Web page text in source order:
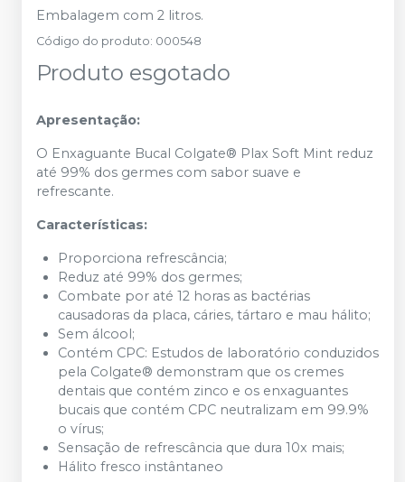
Embalagem com 2 litros.
Código do produto: 000548
Produto esgotado
Apresentação:
O Enxaguante Bucal Colgate® Plax Soft Mint reduz
até 99% dos germes com sabor suave e
refrescante.
Características:
Proporciona refrescância;
Reduz até 99% dos germes;
Combate por até 12 horas as bactérias
causadoras da placa, cáries, tártaro e mau hálito;
Sem álcool;
Contém CPC: Estudos de laboratório conduzidos
pela Colgate® demonstram que os cremes
dentais que contém zinco e os enxaguantes
bucais que contém CPC neutralizam em 99.9%
o vírus;
Sensação de refrescância que dura 10x mais;
Hálito fresco instântaneo